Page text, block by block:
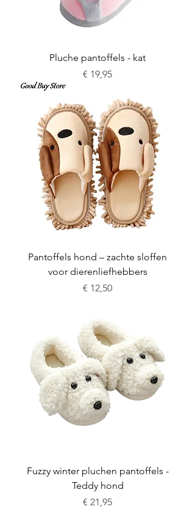
Pluche pantoffels - kat
Prijs
€ 19,95
Pantoffels hond – zachte sloffen
voor dierenliefhebbers
Prijs
€ 12,50
Fuzzy winter pluchen pantoffels -
Teddy hond
Prijs
€ 21,95